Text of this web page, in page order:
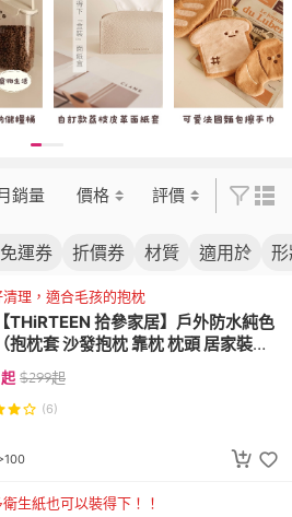
銷量 價格 評價
運券 折價券 材質 適用於
清理，適合毛孩的抱枕
【THiRTEEN 拾參家居】戶外防水純色
抱枕套 沙發抱枕 靠枕 枕頭 居家裝
起 $299起
(6)
生紙也可以裝得下！！